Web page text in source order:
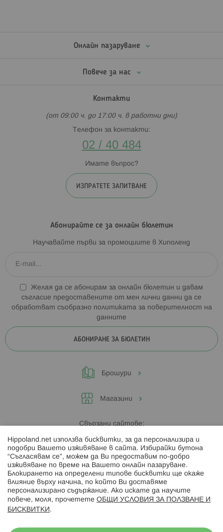
Онлайн пазаруване
Повече за нас
Контакти
(от 09:00 ч. до 17:00 ч. в работни дни)
Телефон за контакти:
02 / 40 484
Имате въпрос?
ИЗПРАТЕТЕ ЗАПИТВАНЕ
Абонирайте се за онлайн бюлетин
Научавайте първи за промоциите в Хиполенд
Желая да се абонирам за онлайн бюлетин и давам
съгласие предоставените от мен лични данни да се
обработват съобразно политиката за поверителност на
данните
АБОНИРАНЕ ЗА БЮЛЕТИН
Брошури
Магазини
Свързани сайтове:
Hippoland.ro
Последвайте ни:
Hippoland.net използва бисквитки, за да персонализира и
подобри Вашето изживяване в сайта. Избирайки бутона
“Съгласявам се”, можем да Ви предоставим по-добро
изживяване по време на Вашето онлайн пазаруване.
Блокирането на определени типове бисквитки ще окаже
влияние върху начина, по който Ви доставяме
персонализирано съдържание. Ако искате да научите
повече, моля, прочетете ОБЩИ УСЛОВИЯ ЗА ПОЛЗВАНЕ И
БИСКВИТКИ .